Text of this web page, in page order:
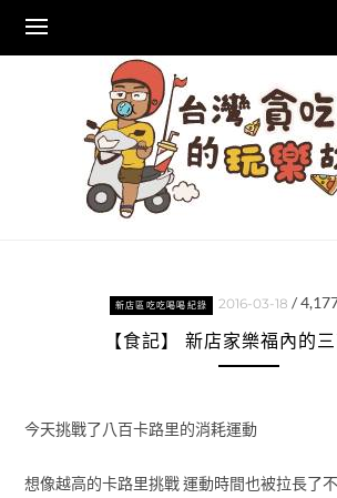
content
新店區吃吃喝喝紀錄 2016-03-18 /
【食記】 新店家樂福內的
今天挑戰了八百卡路里的消耗運動
想像越高的卡路里挑戰 運動時間也被拉長了